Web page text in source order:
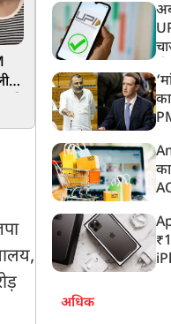
असम के बाढ़ पीड़ितों के लिए
CM हिमंता ने किया
का ऐलान, 75 हजार
के खाते में पहुंचे ₹15-15
हजार
अधिक